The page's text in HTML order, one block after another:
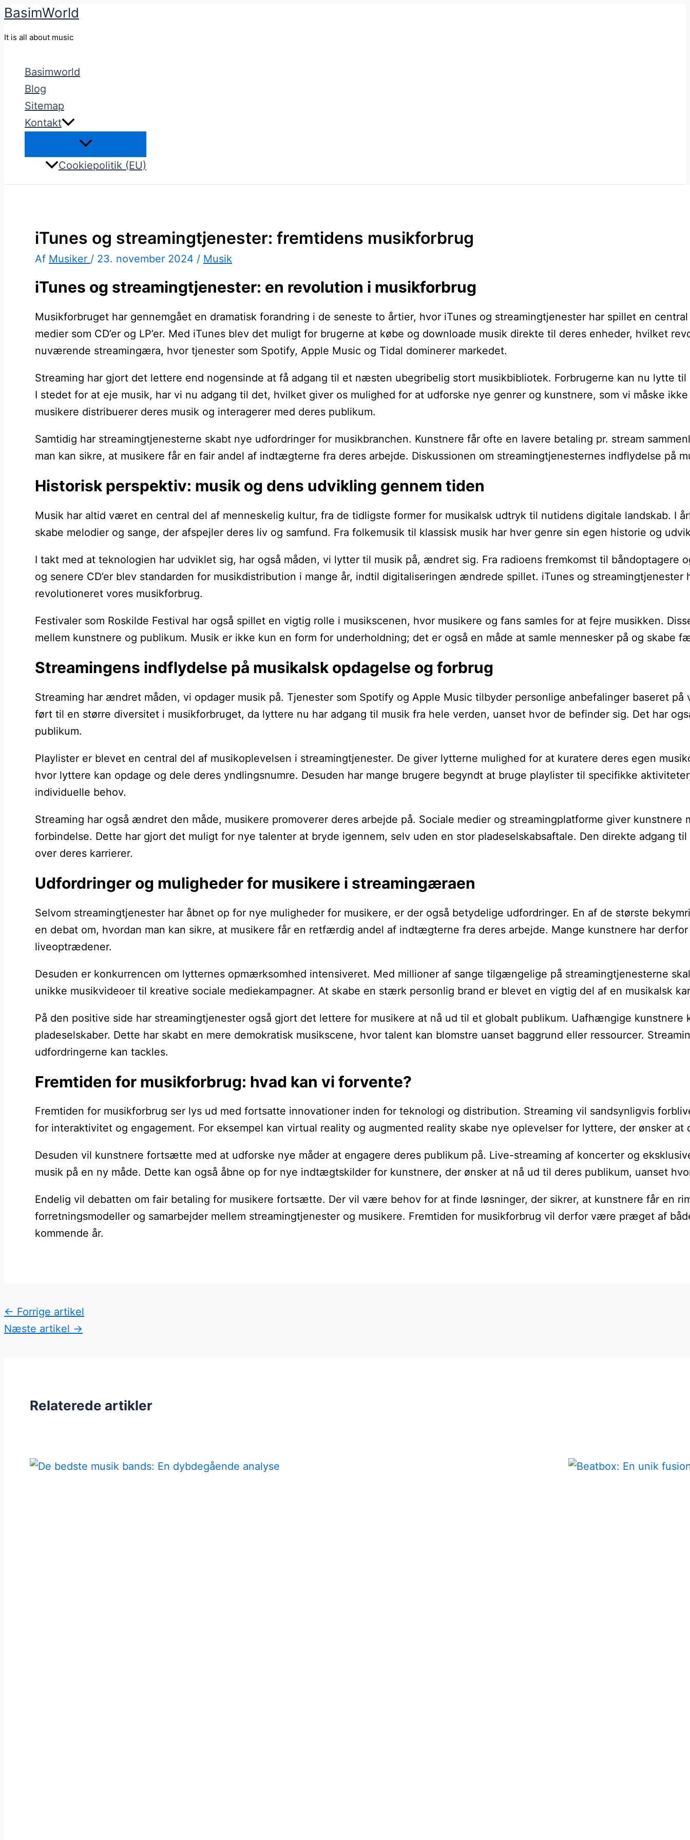
Gå
BasimWorld
It is all about music
Basimworld
Blog
Sitemap
Kontakt
Cookiepolitik (EU)
iTunes og streamingtjenester: fremtidens musikforbrug
Af Musiker / 23. november 2024 / Musik
iTunes og streamingtjenester: en revolution i musikforbrug
Musikforbruget har gennemgået en dramatisk forandring i de seneste to årtier, hvor iTunes og streamingtjenester har spillet en
medier som CD’er og LP’er. Med iTunes blev det muligt for brugerne at købe og downloade musik direkte til deres enheder, hvilket
nuværende streamingæra, hvor tjenester som Spotify, Apple Music og Tidal dominerer markedet.
Streaming har gjort det lettere end nogensinde at få adgang til et næsten ubegribelig stort musikbibliotek. Forbrugerne kan nu lytte
I stedet for at eje musik, har vi nu adgang til det, hvilket giver os mulighed for at udforske nye genrer og kunstnere, som vi måske
musikere distribuerer deres musik og interagerer med deres publikum.
Samtidig har streamingtjenesterne skabt nye udfordringer for musikbranchen. Kunstnere får ofte en lavere betaling pr. stream
man kan sikre, at musikere får en fair andel af indtægterne fra deres arbejde. Diskussionen om streamingtjenesternes indflydelse på
Historisk perspektiv: musik og dens udvikling gennem tiden
Musik har altid været en central del af menneskelig kultur, fra de tidligste former for musikalsk udtryk til nutidens digitale landskab. I
skabe melodier og sange, der afspejler deres liv og samfund. Fra folkemusik til klassisk musik har hver genre sin egen historie og
I takt med at teknologien har udviklet sig, har også måden, vi lytter til musik på, ændret sig. Fra radioens fremkomst til båndoptagere
og senere CD’er blev standarden for musikdistribution i mange år, indtil digitaliseringen ændrede spillet. iTunes og
revolutioneret vores musikforbrug.
Festivaler som Roskilde Festival har også spillet en vigtig rolle i musikscenen, hvor musikere og fans samles for at fejre musikken.
mellem kunstnere og publikum. Musik er ikke kun en form for underholdning; det er også en måde at samle mennesker på og
Streamingens indflydelse på musikalsk opdagelse og forbrug
Streaming har ændret måden, vi opdager musik på. Tjenester som Spotify og Apple Music tilbyder personlige anbefalinger baseret
ført til en større diversitet i musikforbruget, da lyttere nu har adgang til musik fra hele verden, uanset hvor de befinder sig. Det har
publikum.
Playlister er blevet en central del af musikoplevelsen i streamingtjenester. De giver lytterne mulighed for at kuratere deres egen
hvor lyttere kan opdage og dele deres yndlingsnumre. Desuden har mange brugere begyndt at bruge playlister til specifikke
individuelle behov.
Streaming har også ændret den måde, musikere promoverer deres arbejde på. Sociale medier og streamingplatforme giver
forbindelse. Dette har gjort det muligt for nye talenter at bryde igennem, selv uden en stor pladeselskabsaftale. Den direkte adgang
over deres karrierer.
Udfordringer og muligheder for musikere i streamingæraen
Selvom streamingtjenester har åbnet op for nye muligheder for musikere, er der også betydelige udfordringer. En af de største
en debat om, hvordan man kan sikre, at musikere får en retfærdig andel af indtægterne fra deres arbejde. Mange kunstnere har
liveoptrædener.
Desuden er konkurrencen om lytternes opmærksomhed intensiveret. Med millioner af sange tilgængelige på streamingtjenesterne
unikke musikvideoer til kreative sociale mediekampagner. At skabe en stærk personlig brand er blevet en vigtig del af en musikalsk
På den positive side har streamingtjenester også gjort det lettere for musikere at nå ud til et globalt publikum. Uafhængige
pladeselskaber. Dette har skabt en mere demokratisk musikscene, hvor talent kan blomstre uanset baggrund eller ressourcer.
udfordringerne kan tackles.
Fremtiden for musikforbrug: hvad kan vi forvente?
Fremtiden for musikforbrug ser lys ud med fortsatte innovationer inden for teknologi og distribution. Streaming vil sandsynligvis
for interaktivitet og engagement. For eksempel kan virtual reality og augmented reality skabe nye oplevelser for lyttere, der ønsker
Desuden vil kunstnere fortsætte med at udforske nye måder at engagere deres publikum på. Live-streaming af koncerter og
musik på en ny måde. Dette kan også åbne op for nye indtægtskilder for kunstnere, der ønsker at nå ud til deres publikum, uanset
Endelig vil debatten om fair betaling for musikere fortsætte. Der vil være behov for at finde løsninger, der sikrer, at kunstnere får en
forretningsmodeller og samarbejder mellem streamingtjenester og musikere. Fremtiden for musikforbrug vil derfor være præget af
kommende år.
← Forrige artikel
Næste artikel →
Relaterede artikler